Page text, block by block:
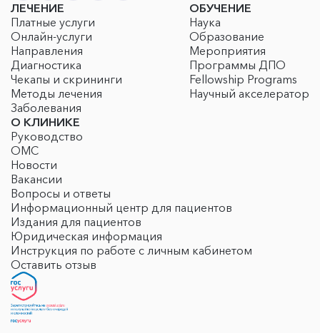
ЛЕЧЕНИЕ
Платные услуги
Онлайн-услуги
Направления
Диагностика
Чекапы и скрининги
Методы лечения
Заболевания
ОБУЧЕНИЕ
Наука
Образование
Мероприятия
Программы ДПО
Fellowship Programs
Научный акселератор
О КЛИНИКЕ
Руководство
ОМС
Новости
Вакансии
Вопросы и ответы
Информационный центр для пациентов
Издания для пациентов
Юридическая информация
Инструкция по работе с личным кабинетом
Оставить отзыв